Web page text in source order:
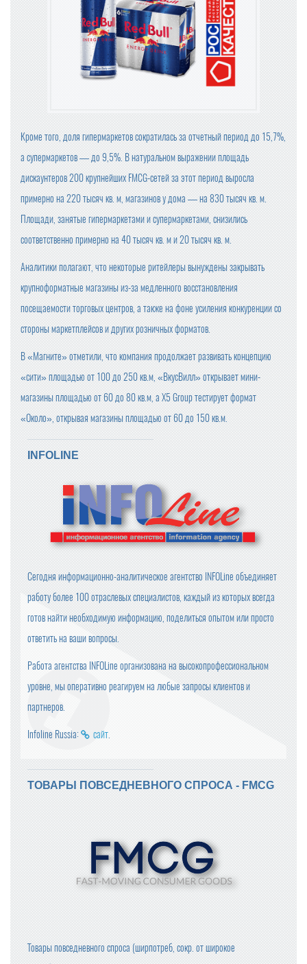
ИДЕЯ ПРЕДЕЛЬНЫХ ЦЕН НА ПРОДУКТЫ НЕ ОДОБРЕН
А ВЛАСТЯМИ
OZON ПРИОСТАНОВИЛ ОПЛАТУ ПРИ ПОЛУЧЕНИИ
ЦЕНЫ НА ПРОДУКТЫ В КРУПНЕЙШИХ ТОРГОВЫХ СЕТ
ЯХ ПРОВЕРИТ ФАС
ПРОВОДИТЬ ВНЕЗАПНЫЕ ПРОВЕРКИ ОБЩЕПИТА И ПР
ОДАВЦОВ БУДЕТ РОСПОТРЕБНАДЗОР
НОВЫЙ ТОРГОВЫЙ ЗНАК
МИНПРОМТОРГ РОССИИ УТВЕРДИЛ ИЗМЕНЕНИЯ В ПЕ
РЕЧЕНЬ ПРОДУКЦИИ ДЛЯ ПАРАЛЛЕЛЬНОГО ИМПОРТ
Кроме того, доля гипермаркетов сократилась за отчетный период до 15,7%,
а супермаркетов — до 9,5%. В натуральном выражении площадь
дискаунтеров 200 крупнейших FMCG-сетей за этот период выросла
примерно на 220 тысяч кв. м, магазинов у дома — на 830 тысяч кв. м.
Площади, занятые гипермаркетами и супермаркетами, снизились
соответственно примерно на 40 тысяч кв. м и 20 тысяч кв. м.
Аналитики полагают, что некоторые ритейлеры вынуждены закрывать
крупноформатные магазины из-за медленного восстановления
посещаемости торговых центров, а также на фоне усиления конкуренции со
стороны маркетплейсов и других розничных форматов.
В «Магните» отметили, что компания продолжает развивать концепцию
«сити» площадью от 100 до 250 кв.м, «ВкусВилл» открывает мини-
магазины площадью от 60 до 80 кв.м, а X5 Group тестирует формат
«Около», открывая магазины площадью от 60 до 150 кв.м.
INFOLINE
Сегодня информационно-аналитическое агентство INFOLine объединяет
работу более 100 отраслевых специалистов, каждый из которых всегда
готов найти необходимую информацию, поделиться опытом или просто
ответить на ваши вопросы.
Работа агентства INFOLine организована на высокопрофессиональном
уровне, мы оперативно реагируем на любые запросы клиентов и
партнеров.
Infoline Russia: сайт.
ТОВАРЫ ПОВСЕДНЕВНОГО СПРОСА - FMCG
Товары повседневного спроса (ширпотреб, сокр. от широкое